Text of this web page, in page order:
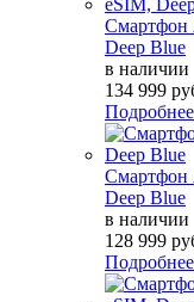
Смартфон
Deep Blue
в наличии
134 999
Подробнее
Смартфон
Deep Blue
в наличии
128 999
Подробнее